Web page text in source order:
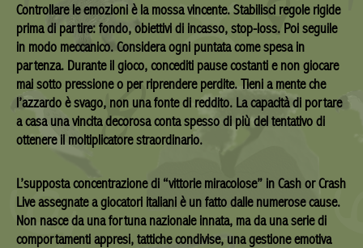
Controllare le emozioni è la mossa vincente. Stabilisci regole rigide
prima di partire: fondo, obiettivi di incasso, stop-loss. Poi seguile
in modo meccanico. Considera ogni puntata come spesa in
partenza. Durante il gioco, concediti pause costanti e non giocare
mai sotto pressione o per riprendere perdite. Tieni a mente che
l’azzardo è svago, non una fonte di reddito. La capacità di portare
a casa una vincita decorosa conta spesso di più del tentativo di
ottenere il moltiplicatore straordinario.
L’supposta concentrazione di “vittorie miracolose” in Cash or Crash
Live assegnate a giocatori italiani è un fatto dalle numerose cause.
Non nasce da una fortuna nazionale innata, ma da una serie di
comportamenti appresi, tattiche condivise, una gestione emotiva